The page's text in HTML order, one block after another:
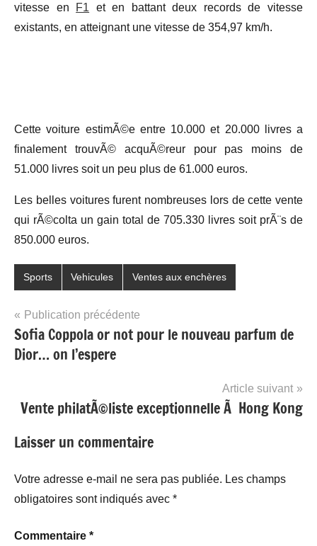
vitesse en
F1 et en battant deux records de vitesse
existants, en atteignant une vitesse de 354,97 km/h.
Cette voiture estimÃ©e entre 10.000 et 20.000 livres a
finalement trouvÃ© acquÃ©reur pour pas moins de
51.000 livres soit un peu plus de 61.000 euros.
Les belles voitures furent nombreuses lors de cette vente
qui rÃ©colta un gain total de 705.330 livres soit prÃ¨s de
850.000 euros.
Sports Vehicules Ventes aux enchères
Navigation
de
l’article
Publication précédente
Sofia Coppola or not pour le nouveau parfum de
Dior… on l’espere
Article suivant
Vente philatÃ©liste exceptionnelle Ã Hong Kong
Laisser un commentaire
Votre adresse e-mail ne sera pas publiée. Les champs
obligatoires sont indiqués avec *
Commentaire *